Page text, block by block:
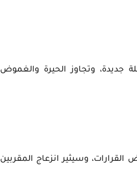
جديدة، وتجاوز الحيرة والغموض
وسيثير انزعاج المقربين